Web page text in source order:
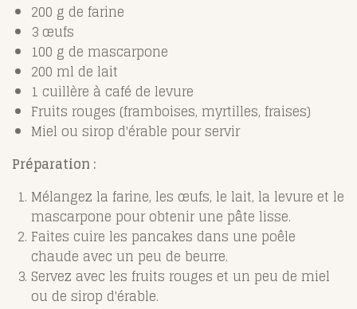
200 g de farine
3 œufs
100 g de mascarpone
200 ml de lait
1 cuillère à café de levure
Fruits rouges (framboises, myrtilles, fraises)
Miel ou sirop d'érable pour servir
Préparation :
Mélangez la farine, les œufs, le lait, la levure et le
mascarpone pour obtenir une pâte lisse.
Faites cuire les pancakes dans une poêle
chaude avec un peu de beurre.
Servez avec les fruits rouges et un peu de miel
ou de sirop d'érable.